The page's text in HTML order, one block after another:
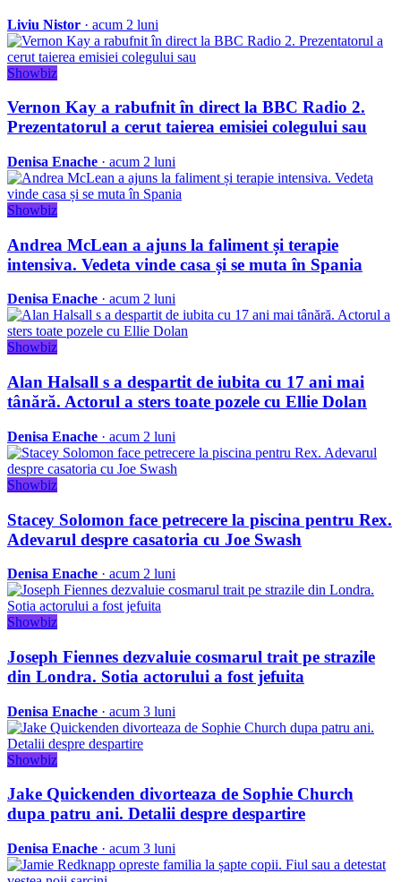
Liviu Nistor · acum 2 luni
Showbiz
Vernon Kay a rabufnit în direct la BBC Radio 2.
Prezentatorul a cerut taierea emisiei colegului sau
Denisa Enache · acum 2 luni
Showbiz
Andrea McLean a ajuns la faliment și terapie
intensiva. Vedeta vinde casa și se muta în Spania
Denisa Enache · acum 2 luni
Showbiz
Alan Halsall s a despartit de iubita cu 17 ani mai
tânără. Actorul a sters toate pozele cu Ellie Dolan
Denisa Enache · acum 2 luni
Showbiz
Stacey Solomon face petrecere la piscina pentru Rex.
Adevarul despre casatoria cu Joe Swash
Denisa Enache · acum 2 luni
Showbiz
Joseph Fiennes dezvaluie cosmarul trait pe strazile
din Londra. Sotia actorului a fost jefuita
Denisa Enache · acum 3 luni
Showbiz
Jake Quickenden divorteaza de Sophie Church
dupa patru ani. Detalii despre despartire
Denisa Enache · acum 3 luni